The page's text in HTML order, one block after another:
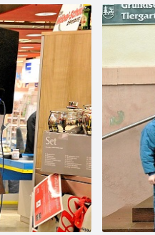
Warning
:
/
on line